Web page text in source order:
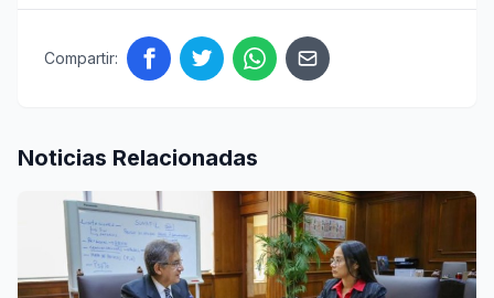
Compartir:
Noticias Relacionadas